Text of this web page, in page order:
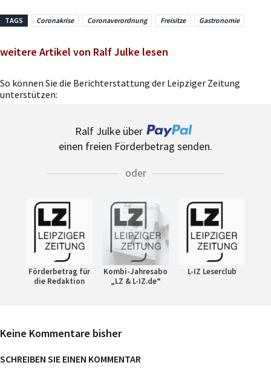
TAGS Coronakrise Coronaverordnung Freisitze Gastronomie
weitere Artikel von Ralf Julke lesen
So können Sie die Berichterstattung der Leipziger Zeitung
unterstützen:
Ralf Julke über
einen freien Förderbetrag senden.
oder
Förderbetrag für
die Redaktion
Kombi-Jahresabo
„LZ & L-IZ.de“
L-IZ Leserclub
Keine Kommentare bisher
SCHREIBEN SIE EINEN KOMMENTAR